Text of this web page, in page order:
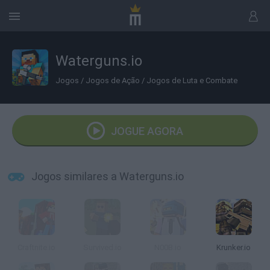
Waterguns.io
Jogos / Jogos de Ação / Jogos de Luta e Combate
JOGUE AGORA
Jogos similares a Waterguns.io
Krunker.io